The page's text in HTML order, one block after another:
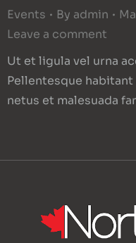
Events By admin
Leave a comment
Ut et ligula vel urna
Pellentesque
netus et malesuada